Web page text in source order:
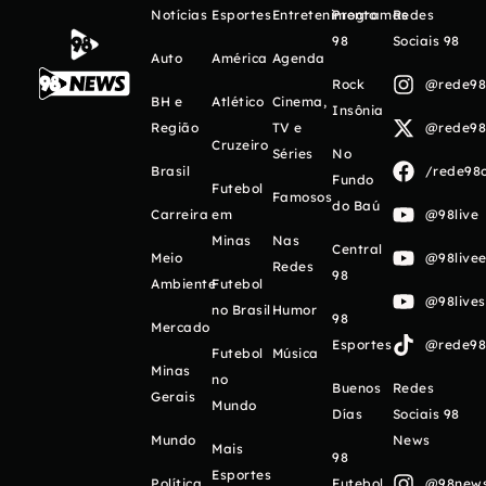
Notícias
Auto
BH e
Região
Brasil
Carreira
Meio
Ambiente
Mercado
Minas
Gerais
Mundo
Esportes
América
Atlético
Cruzeiro
Futebol
em
Minas
Futebol
no Brasil
Futebol
no
Mundo
Mais
Esportes
Entretenimento
Agenda
Cinema,
TV e
Séries
Famosos
Nas
Redes
Humor
Música
Programas
98
Rock
Insônia
No
Fundo
do Baú
Central
98
98
Esportes
Buenos
Días
98
Redes
Sociais 98
/
@98live
Redes
Sociais 98
News